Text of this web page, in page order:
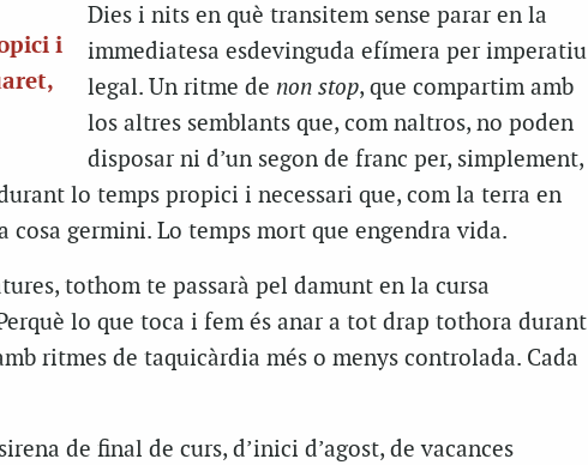
i
Dies i nits en què transitem sense parar en la
immediatesa esdevinguda efímera per imperatiu
legal. Un ritme de non stop, que compartim amb
los altres semblants que, com naltros, no poden
disposar ni d’un segon de franc per, simplement,
lo temps propici i necessari que, com la terra en
cosa germini. Lo temps mort que engendra vida.
tothom te passarà pel damunt en la cursa
lo que toca i fem és anar a tot drap tothora durant
ritmes de taquicàrdia més o menys controlada. Cada
de final de curs, d’inici d’agost, de vacances